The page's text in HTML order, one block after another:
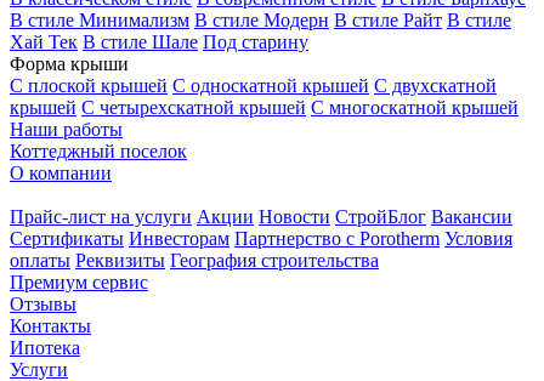
В стиле Минимализм В стиле Модерн В стиле Райт В стиле
Хай Тек В стиле Шале Под старину
Форма крыши
С плоской крышей С односкатной крышей С двухскатной
крышей С четырехскатной крышей С многоскатной крышей
Наши работы
Коттеджный поселок
О компании
Прайс-лист на услуги Акции Новости СтройБлог Вакансии
Сертификаты Инвесторам Партнерство с Porotherm Условия
оплаты Реквизиты География строительства
Премиум сервис
Отзывы
Контакты
Ипотека
Услуги